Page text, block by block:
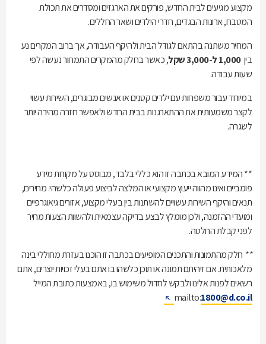
מקצוע מגיעים לבית החדש, פורקים את הארגזים ומסדרים את תכולת
המטבח, ארונות הבגדים, חדרי הילדים ושאר החללים.
המחיר משתנה בהתאם לגודל הבית ולהיקף העבודה, אך ברוב המקרים נע
בין 1,000ל-3,000 שקל ,כאשר בחלק מהמקרים התמחור נעשה לפי
שעות עבודה.
במיוחד עבור משפחות עם ילדים קטנים או אנשים מבוגרים, השירות עשוי
לקצר משמעותית את ההתארגנות בבית החדש ולאפשר חזרה מהירה יותר
לשגרה.
**המידע המובא בכתבה זו הוא כללי בלבד, מבוסס על מקורות מידע
פומביים ואינו מהווה ייעוץ מקצועי או המלצה לביצוע פעולה כלשהי. מחירים,
תנאים והיקף השירות עשויים להשתנות בין בעלי מקצוע, אזורים גיאוגרפיים
ומועדי ההזמנה, ולכן מומלץ לבצע בדיקה עצמאית ולהשוות הצעות מחיר
לפני קבלת החלטה.
** חלק מהתמונות והתכנים המופיעים בכתבה זו הוכנו בעזרת מחוללי בינה
מלאכותית. אם זיהיתם תמונה או תוכן כלשהו בו אתם בעלי זכויות יוצרים, אתם
רשאים לפנות אלינו ולבקש לחדול משימוש בו, באמצעות כתובת המייל
mailto:1800@d.co.il